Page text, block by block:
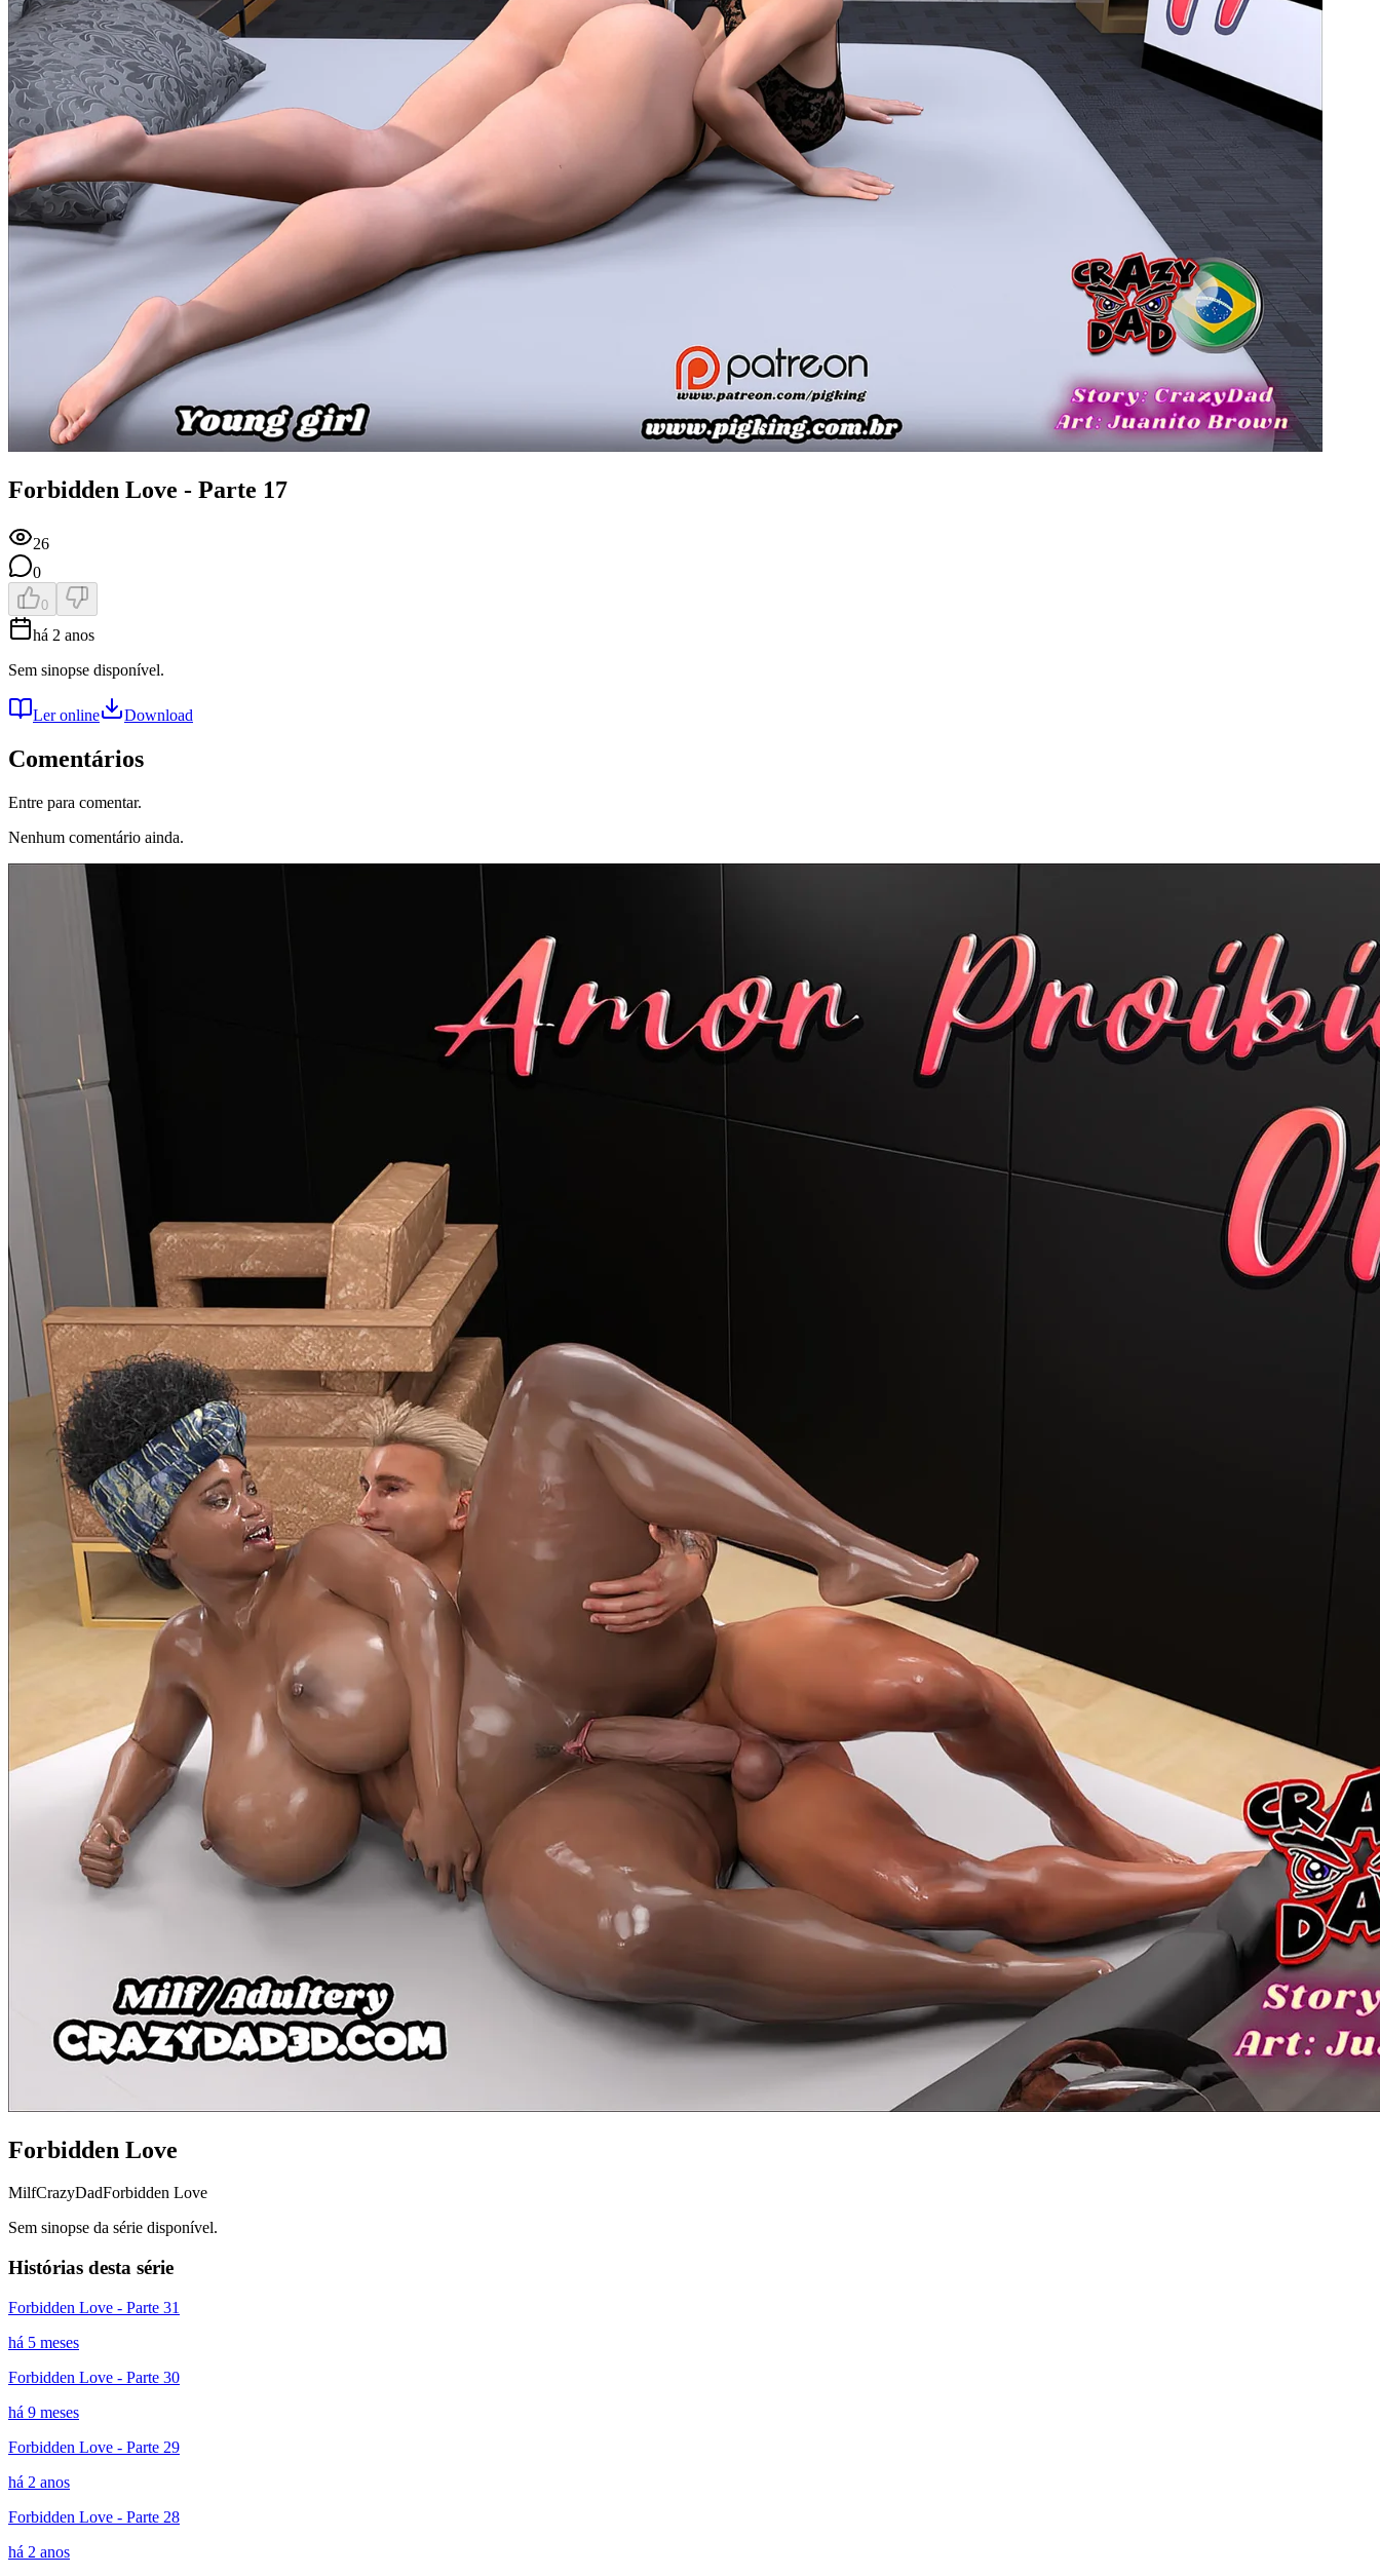
Forbidden Love - Parte 17
26
0
0
há 2 anos
Sem sinopse disponível.
Ler online Download
Comentários
Entre para comentar.
Nenhum comentário ainda.
Forbidden Love
MilfCrazyDadForbidden Love
Sem sinopse da série disponível.
Histórias desta série
Forbidden Love - Parte 31
há 5 meses
Forbidden Love - Parte 30
há 9 meses
Forbidden Love - Parte 29
há 2 anos
Forbidden Love - Parte 28
há 2 anos